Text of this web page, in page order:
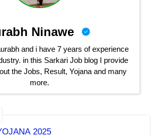
Ninawe
and i have 7 years of experience
in this Sarkari Job blog I provide
the Jobs, Result, Yojana and many
more.
2025